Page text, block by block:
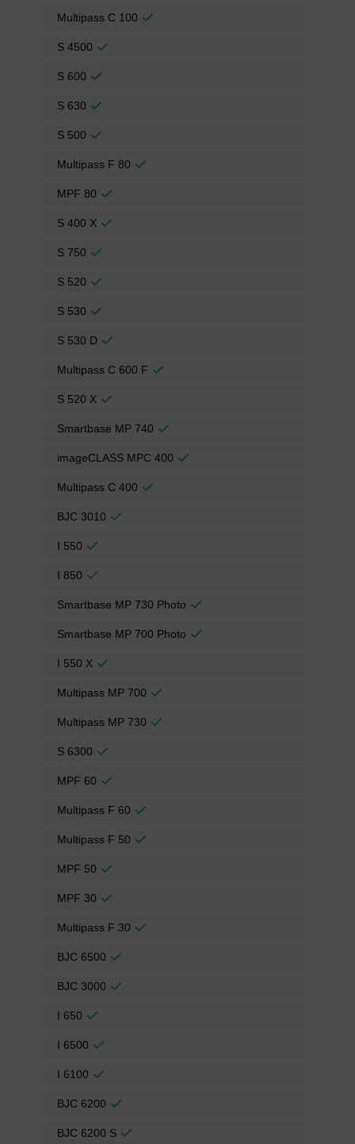
Multipass C 100
S 4500
S 600
S 630
S 500
Multipass F 80
MPF 80
S 400 X
S 750
S 520
S 530
S 530 D
Multipass C 600 F
S 520 X
Smartbase MP 740
imageCLASS MPC 400
Multipass C 400
BJC 3010
I 550
I 850
Smartbase MP 730 Photo
Smartbase MP 700 Photo
I 550 X
Multipass MP 700
Multipass MP 730
S 6300
MPF 60
Multipass F 60
Multipass F 50
MPF 50
MPF 30
Multipass F 30
BJC 6500
BJC 3000
I 650
I 6500
I 6100
BJC 6200
BJC 6200 S